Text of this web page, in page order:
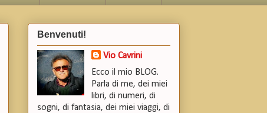
Benvenuti!
Vio Cavrini
Ecco il mio BLOG.
Parla di me, dei miei
libri, di numeri, di
sogni, di fantasia, dei miei viaggi, di